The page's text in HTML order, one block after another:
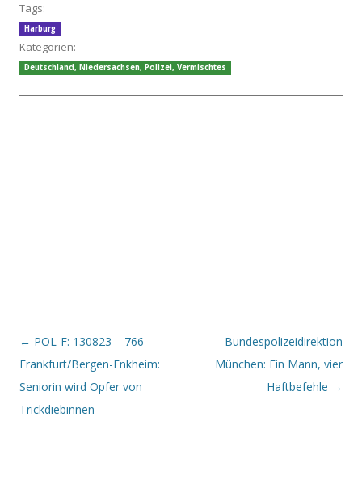
Tags:
Harburg
Kategorien:
Deutschland, Niedersachsen, Polizei, Vermischtes
Beitrags-Navigation
← POL-F: 130823 – 766
Frankfurt/Bergen-Enkheim:
Seniorin wird Opfer von
Trickdiebinnen
Bundespolizeidirektion
München: Ein Mann, vier
Haftbefehle →